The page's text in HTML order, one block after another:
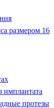
размером 16
имплантата
протезы